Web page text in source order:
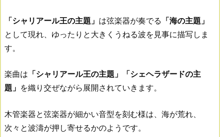
「シャリアール王の主題」 は弦楽器が奏でる 「海の主題」
として現れ、ゆったりと大きくうねる波を見事に描写しま
す。
楽曲は 「シャリアール王の主題」「シェヘラザードの主
題」 を織り交ぜながら展開されていきます。
木管楽器と弦楽器が細かい音型を刻む様は、海が荒れ、
次々と波濤が押し寄せるかのようです。